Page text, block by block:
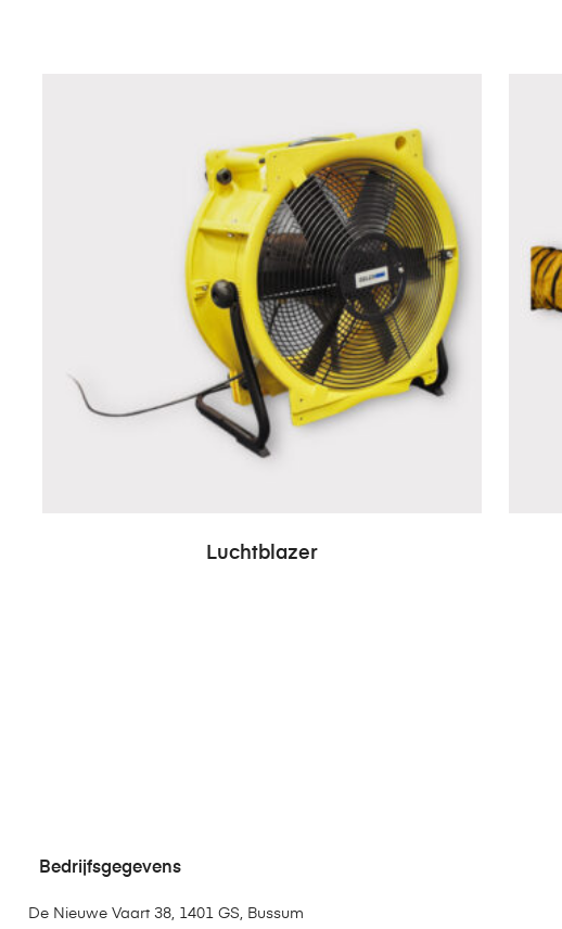
Luchtblazer
Bedrijfsgegevens
De Nieuwe Vaart 38, 1401 GS, Bussum